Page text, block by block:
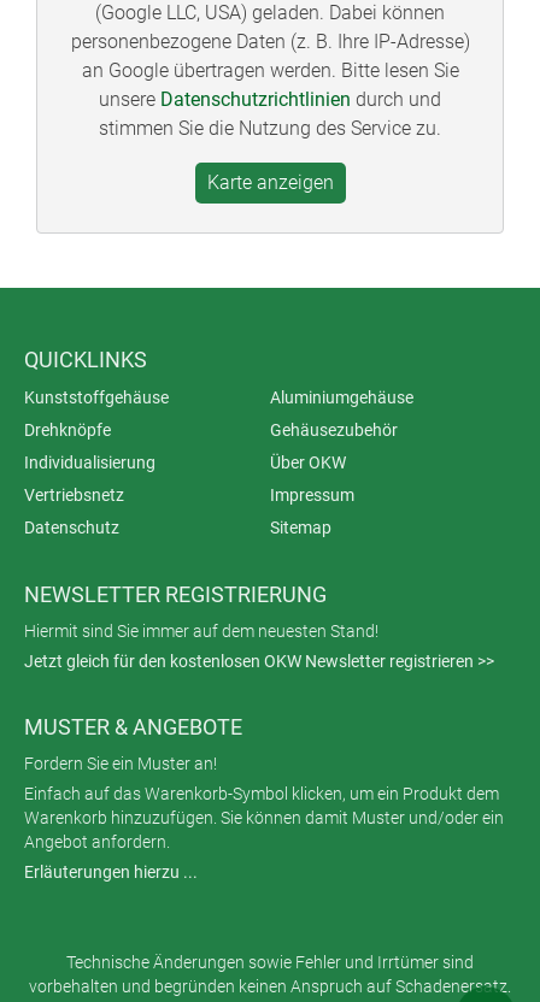
(Google LLC, USA) geladen. Dabei können
personenbezogene Daten (z. B. Ihre IP-Adresse)
an Google übertragen werden. Bitte lesen Sie
unsere Datenschutzrichtlinien durch und
stimmen Sie die Nutzung des Service zu.
QUICKLINKS
Kunststoffgehäuse
Aluminiumgehäuse
Drehknöpfe
Gehäusezubehör
Individualisierung
Über OKW
Vertriebsnetz
Impressum
Datenschutz
Sitemap
NEWSLETTER REGISTRIERUNG
Hiermit sind Sie immer auf dem neuesten Stand!
Jetzt gleich für den kostenlosen OKW Newsletter registrieren >>
MUSTER & ANGEBOTE
Fordern Sie ein Muster an!
Einfach auf das Warenkorb-Symbol klicken, um ein Produkt dem
Warenkorb hinzuzufügen. Sie können damit Muster und/oder ein
Angebot anfordern.
Erläuterungen hierzu ...
Technische Änderungen sowie Fehler und Irrtümer sind
vorbehalten und begründen keinen Anspruch auf Schadenersatz.